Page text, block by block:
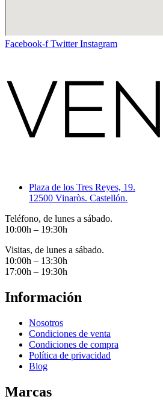
Facebook-f Twitter Instagram
Plaza de los Tres Reyes, 19.
12500 Vinaròs. Castellón.
Teléfono, de lunes a sábado.
10:00h – 19:30h
Visitas, de lunes a sábado.
10:00h – 13:30h
17:00h – 19:30h
Información
Nosotros
Condiciones de venta
Condiciones de compra
Política de privacidad
Blog
Marcas